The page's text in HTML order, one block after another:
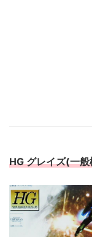
HG グレイズ(一